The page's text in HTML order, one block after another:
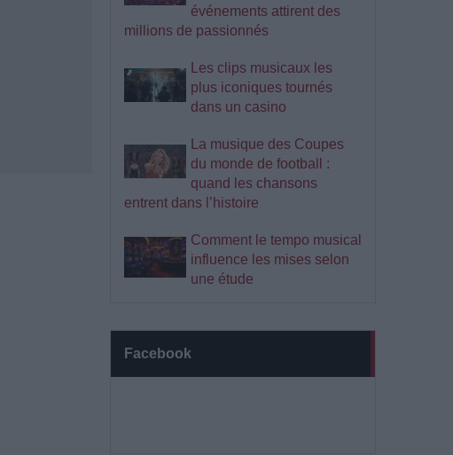
événements attirent des
millions de passionnés
Les clips musicaux les
plus iconiques tournés
dans un casino
La musique des Coupes
du monde de football :
quand les chansons
entrent dans l’histoire
Comment le tempo musical
influence les mises selon
une étude
Facebook